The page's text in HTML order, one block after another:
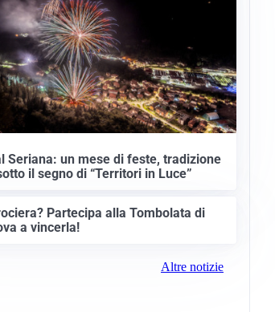
Seriana: un mese di feste, tradizione
il segno di “Territori in Luce”
Partecipa alla Tombolata di
a vincerla!
Altre notizie